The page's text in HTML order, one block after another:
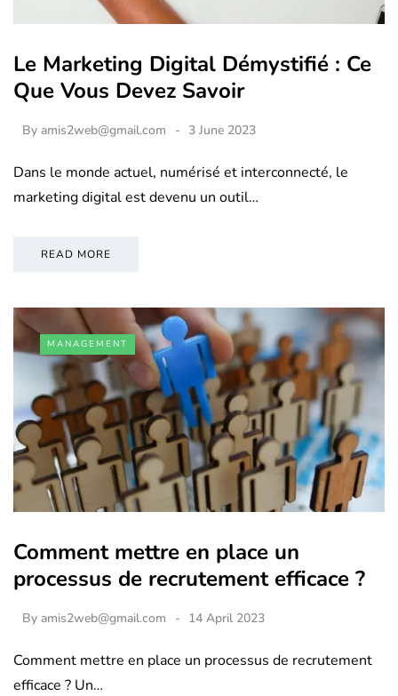
Le Marketing Digital Démystifié : Ce
Que Vous Devez Savoir
By amis2web@gmail.com 3 June 2023
Dans le monde actuel, numérisé et interconnecté, le
marketing digital est devenu un outil…
READ MORE
MANAGEMENT
Comment mettre en place un
processus de recrutement efficace ?
By amis2web@gmail.com 14 April 2023
Comment mettre en place un processus de recrutement
efficace ? Un…